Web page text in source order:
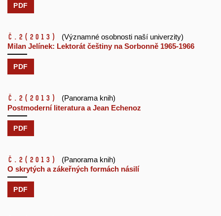
PDF
č.2 (2013)
(Významné osobnosti naší univerzity)
Milan Jelínek: Lektorát češtiny na Sorbonně 1965-1966
PDF
č.2 (2013)
(Panorama knih)
Postmoderní literatura a Jean Echenoz
PDF
č.2 (2013)
(Panorama knih)
O skrytých a zákeřných formách násilí
PDF